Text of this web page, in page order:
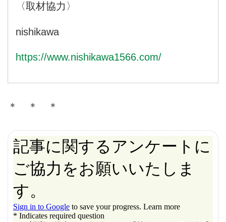
〈取材協力〉
nishikawa
https://www.nishikawa1566.com/
＊ ＊ ＊